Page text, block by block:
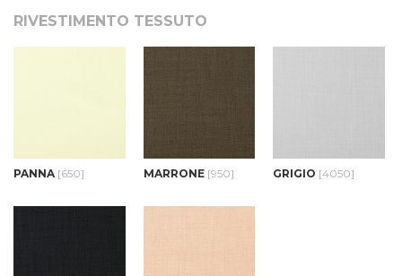
RIVESTIMENTO TESSUTO
PANNA [650] MARRONE[950] GRIGIO [4050]